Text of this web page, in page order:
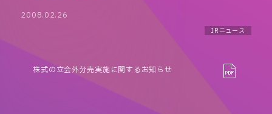
2008.02.26
IRニュース
株式の立会外分売実施に関するお知らせ